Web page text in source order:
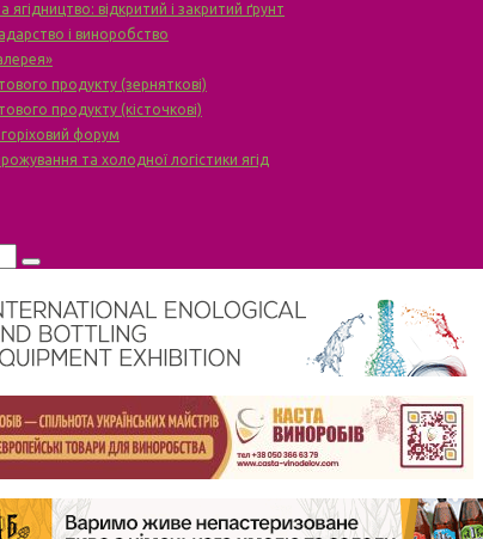
ягідництво: відкритий і закритий ґрунт
і виноробство
продукту (зерняткові)
продукту (кісточкові)
горіховий форум
та холодної логістики ягід